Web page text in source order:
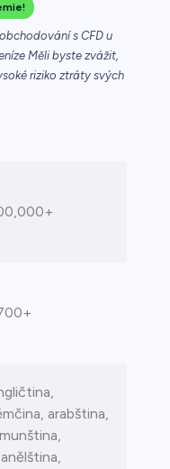
s CFD u
Měli byste zvážit,
riziko ztráty svých
arabština,